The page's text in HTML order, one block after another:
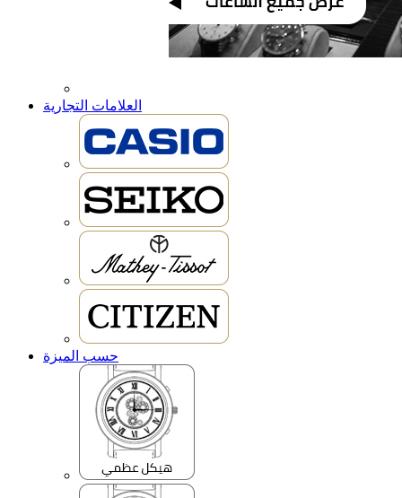
العلامات التجارية
حسب الميزة